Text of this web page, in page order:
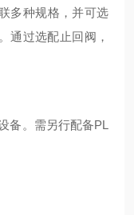
多种规格，并可选
通过选配止回阀，
备。需另行配备PL